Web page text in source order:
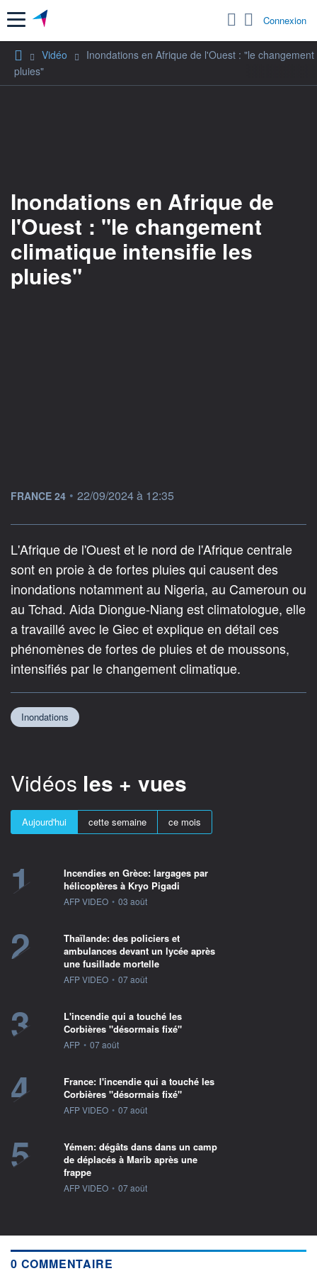
Menu Connexion
Vidéo
Inondations en Afrique de l'Ouest : "le
pluies"
Inondations en Afrique de
l'Ouest : "le changement
climatique intensifie les
pluies"
information fournie par
FRANCE 24 • 22/09/2024 à 12:35
L'Afrique de l'Ouest et le nord de l'Afrique centrale
sont en proie à de fortes pluies qui causent des
inondations notamment au Nigeria, au Cameroun ou
au Tchad. Aida Diongue-Niang est climatologue, elle
a travaillé avec le Giec et explique en détail ces
phénomènes de fortes de pluies et de moussons,
intensifiés par le changement climatique.
Inondations
Vidéos les + vues
Aujourd'hui cette semaine ce mois
1
Incendies en Grèce: largages par
hélicoptères à Kryo Pigadi
information fournie par
AFP VIDEO • 03 août
2
Thaïlande: des policiers et
ambulances devant un lycée après
une fusillade mortelle
information fournie par
AFP VIDEO • 07 août
3
L'incendie qui a touché les
Corbières "désormais fixé"
information fournie par
AFP • 07 août
4
France: l'incendie qui a touché les
Corbières "désormais fixé"
information fournie par
AFP VIDEO • 07 août
5
Yémen: dégâts dans dans un camp
de déplacés à Marib après une
frappe
information fournie par
AFP VIDEO • 07 août
0 COMMENTAIRE